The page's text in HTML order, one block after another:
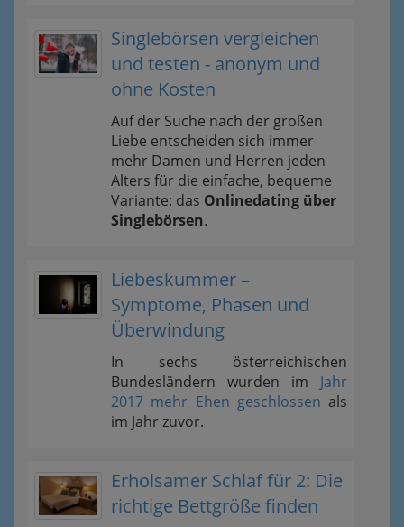
Singlebörsen vergleichen
und testen - anonym und
ohne Kosten
Auf der Suche nach der großen
Liebe entscheiden sich immer
mehr Damen und Herren jeden
Alters für die einfache, bequeme
Variante: das Onlinedating über
Singlebörsen.
Liebeskummer –
Symptome, Phasen und
Überwindung
In sechs österreichischen
Bundesländern wurden im Jahr
2017 mehr Ehen geschlossen als
im Jahr zuvor.
Erholsamer Schlaf für 2: Die
richtige Bettgröße finden